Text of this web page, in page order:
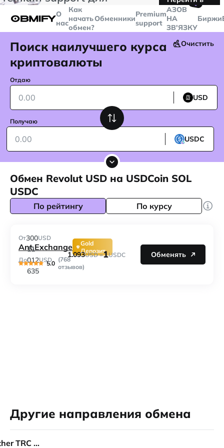
больше
$5000
Telegram
О
нас
Как
начать
обмен?
ОбменникиPremium
support
🤙
AЗОВ
НА
ЗВ'ЯЗКУ
Биржи
Поиск наилучшего курса
криптовалюты
Очистить
Отдаю
USD
Получаю
USDC
Обмен Revolut USD на USDCoin SOL
USDC
По рейтингу По курсу
Ant.Exchange
Gold
Депозит
5.0 (768
отзывов)
От300USD
До
11
012
635
USD
1.093USD =1USDC Обменять
Другие направления обмена
Tether TRC 20